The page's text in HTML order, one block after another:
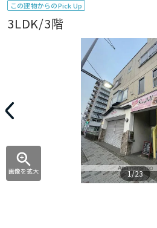
この建物からのPick Up
3LDK/3階
画像を拡大 1/23